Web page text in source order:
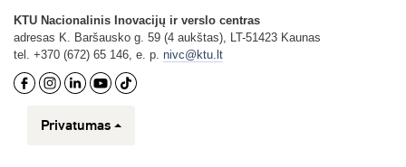
KTU Nacionalinis Inovacijų ir verslo centras
adresas K. Baršausko g. 59 (4 aukštas), LT-51423 Kaunas
tel. +370 (672) 65 146, e. p. nivc@ktu.lt
Privatumas